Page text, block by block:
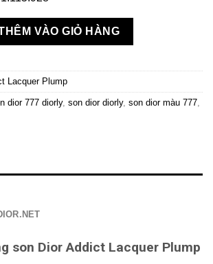
Addict Lacquer Plump Màu Hồng Berry số
VÀO GIỎ HÀNG
Lacquer Plump
dior 777 diorly, son dior diorly, son dior màu 777,
son Dior Addict Lacquer Plump